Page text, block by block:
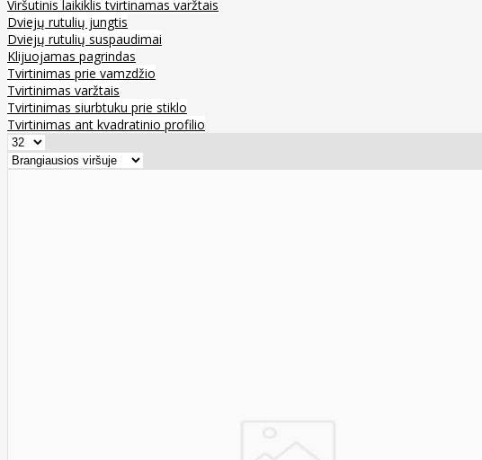
Viršutinis laikiklis tvirtinamas varžtais
Dviejų rutulių jungtis
Dviejų rutulių suspaudimai
Klijuojamas pagrindas
Tvirtinimas prie vamzdžio
Tvirtinimas varžtais
Tvirtinimas siurbtuku prie stiklo
Tvirtinimas ant kvadratinio profilio